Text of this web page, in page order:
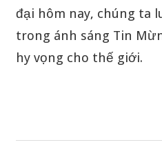
đại hôm nay, chúng ta
trong ánh sáng Tin
hy vọng cho thế giới.